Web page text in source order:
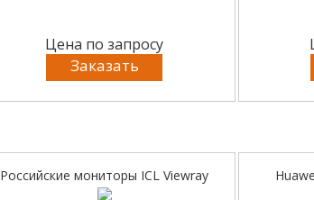
Цена по запросу
Заказать
Российские мониторы ICL Viewray